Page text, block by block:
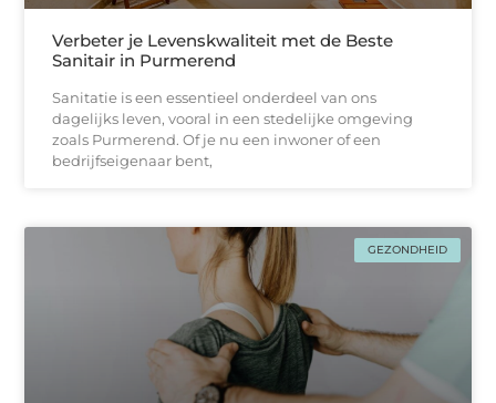
Verbeter je Levenskwaliteit met de Beste
Sanitair in Purmerend
Sanitatie is een essentieel onderdeel van ons
dagelijks leven, vooral in een stedelijke omgeving
zoals Purmerend. Of je nu een inwoner of een
bedrijfseigenaar bent,
GEZONDHEID